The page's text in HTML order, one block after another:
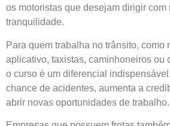
os motoristas que desejam dirigir com
tranquilidade.
Para quem trabalha no trânsito, como
aplicativo, taxistas, caminhoneiros ou
o curso é um diferencial
chance de acidentes, aumenta a
abrir novas oportunidades de trabalho.